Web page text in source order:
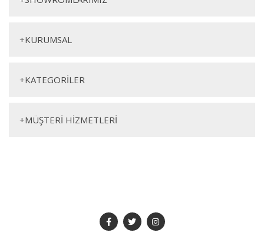
57cm
81cm
60cm
+KURUMSAL
+KATEGORİLER
+MÜŞTERİ HİZMETLERİ